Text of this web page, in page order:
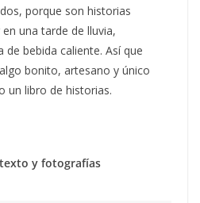
porque son historias
una tarde de lluvia,
bebida caliente. Así que
bonito, artesano y único
un libro de historias.
texto y fotografías